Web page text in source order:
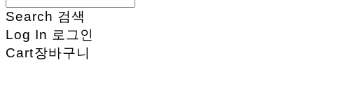
Search 검색
Log In 로그인
Cart장바구니